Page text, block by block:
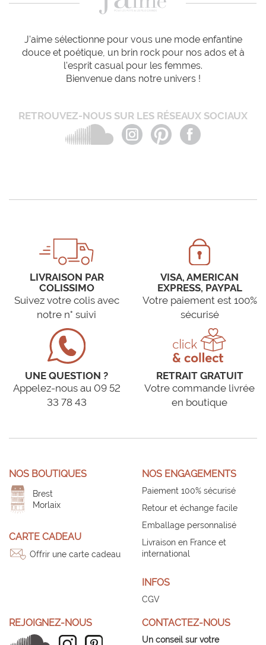
J'aime sélectionne pour vous une mode enfantine
douce et poétique, un brin rock pour nos ados et à
l'esprit casual pour les femmes.
Bienvenue dans notre univers !
RETROUVEZ-NOUS SUR LES RÉSEAUX SOCIAUX
LIVRAISON PAR
COLISSIMO
Suivez votre colis avec
notre n° suivi
VISA, AMERICAN
EXPRESS, PAYPAL
Votre paiement est 100%
sécurisé
UNE QUESTION ?
Appelez-nous au 09 52
33 78 43
RETRAIT GRATUIT
Votre commande livrée
en boutique
NOS BOUTIQUES
Brest
Morlaix
CARTE CADEAU
Offrir une carte cadeau
NOS ENGAGEMENTS
Paiement 100% sécurisé
Retour et échange facile
Emballage personnalisé
Livraison en France et
international
INFOS
CGV
REJOIGNEZ-NOUS CONTACTEZ-NOUS
Un conseil sur votre